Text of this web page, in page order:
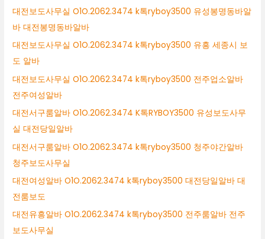
대전보도사무실 O1O.2062.3474 k톡ryboy3500 유성봉명동바알
바 대전봉명동바알바
대전보도사무실 O1O.2062.3474 k톡ryboy3500 유흥 세종시 보
도 알바
대전보도사무실 O1O.2062.3474 k톡ryboy3500 전주업소알바
전주여성알바
대전서구룸알바 O1O.2062.3474 K톡RYBOY3500 유성보도사무
실 대전당일알바
대전서구룸알바 O1O.2062.3474 k톡ryboy3500 청주야간알바
청주보도사무실
대전여성알바 O1O.2062.3474 k톡ryboy3500 대전당일알바 대
전룸보도
대전유흥알바 O1O.2062.3474 k톡ryboy3500 전주룸알바 전주
보도사무실